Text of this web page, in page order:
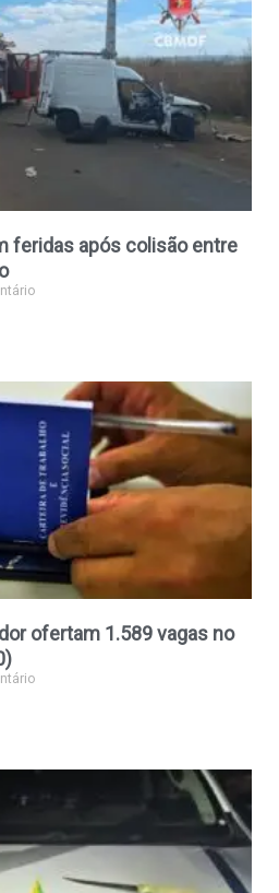
feridas após colisão entre
ofertam 1.589 vagas no